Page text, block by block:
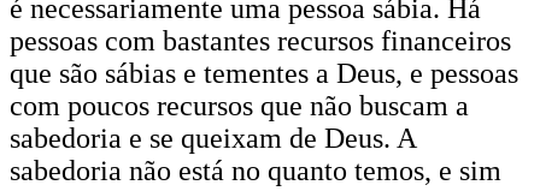
é necessariamente uma pessoa sábia. Há
pessoas com bastantes recursos financeiros
que são sábias e tementes a Deus, e pessoas
com poucos recursos que não buscam a
sabedoria e se queixam de Deus. A
sabedoria não está no quanto temos, e sim